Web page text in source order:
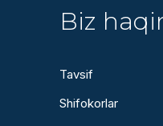
Biz
Tavsif
Shifokorlar